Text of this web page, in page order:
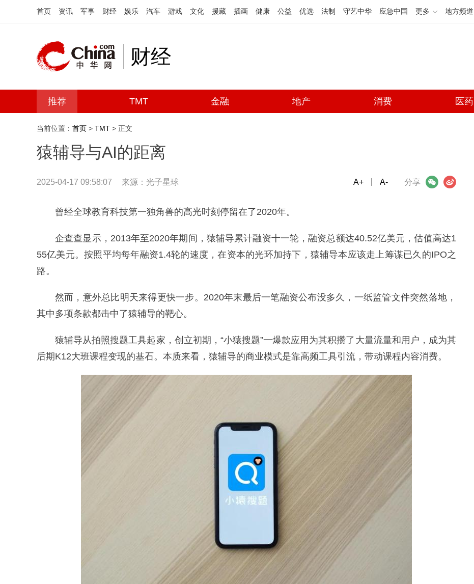
首页 资讯 军事 财经 娱乐 汽车 游戏 文化 援藏 插画 健康 公益 优选 法制 守艺中华 应急中国 更多 地方频道
财经
推荐 TMT 金融 地产 消费 医药
当前位置： 首页 > TMT > 正文
猿辅导与AI的距离
2025-04-17 09:58:07 来源：光子星球 分享
微信 微博
A+ A-
曾经全球教育科技第一独角兽的高光时刻停留在了2020年。
企查查显示，2013年至2020年期间，猿辅导累计融资十一轮，融资总额达40.52亿美元，估值高达1
55亿美元。按照平均每年融资1.4轮的速度，在资本的光环加持下，猿辅导本应该走上筹谋已久的IPO之
路。
然而，意外总比明天来得更快一步。2020年末最后一笔融资公布没多久，一纸监管文件突然落地，
其中多项条款都击中了猿辅导的靶心。
猿辅导从拍照搜题工具起家，创立初期，“小猿搜题”一爆款应用为其积攒了大量流量和用户，成为其
后期K12大班课程变现的基石。本质来看，猿辅导的商业模式是靠高频工具引流，带动课程内容消费。